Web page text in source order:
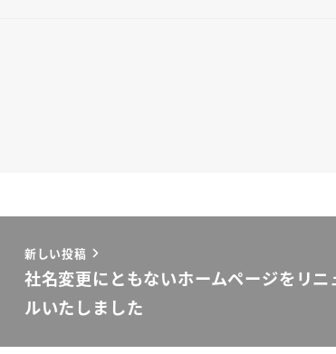
新しい投稿
社名変更にともないホームページをリニ
ルいたしました